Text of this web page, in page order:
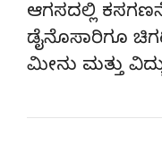
ಆಗಸದಲ್ಲಿ
ಡೈನೊಸಾರಿಗೂ
ಮೀನು ಮತ್ತು